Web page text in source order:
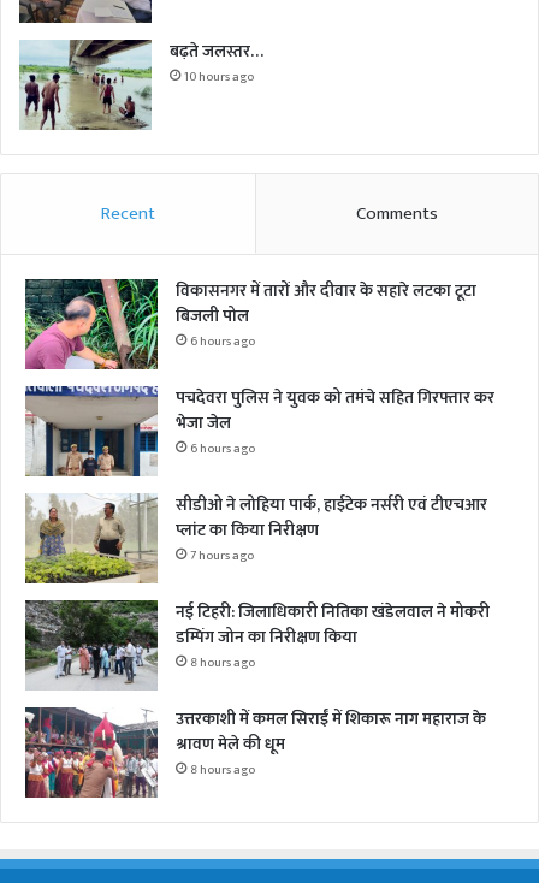
बढ़ते जलस्तर…
10 hours ago
Recent Comments
विकासनगर में तारों और दीवार के सहारे लटका टूटा
बिजली पोल
6 hours ago
पचदेवरा पुलिस ने युवक को तमंचे सहित गिरफ्तार कर
भेजा जेल
6 hours ago
सीडीओ ने लोहिया पार्क, हाईटेक नर्सरी एवं टीएचआर
प्लांट का किया निरीक्षण
7 hours ago
नई टिहरी: जिलाधिकारी नितिका खंडेलवाल ने मोकरी
डम्पिंग जोन का निरीक्षण किया
8 hours ago
उत्तरकाशी में कमल सिराईं में शिकारू नाग महाराज के
श्रावण मेले की धूम
8 hours ago